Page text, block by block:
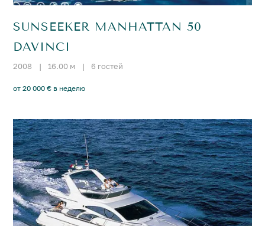
SUNSEEKER MANHATTAN 50
DAVINCI
2008 | 16.00 м | 6 гостей
от 20 000 € в неделю